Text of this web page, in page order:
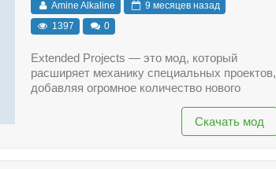
Amine Alkaline
9 месяцев назад
1397
0
Extended Projects — это мод, который
расширяет механику специальных проектов,
добавляя огромное количество нового
Скачать мод